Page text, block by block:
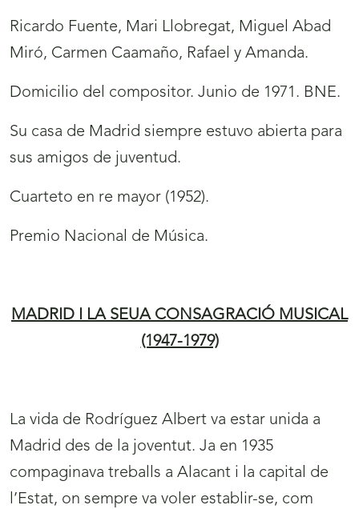
Ricardo Fuente, Mari Llobregat, Miguel Abad
Miró, Carmen Caamaño, Rafael y Amanda.
Domicilio del compositor. Junio de 1971. BNE.
Su casa de Madrid siempre estuvo abierta para
sus amigos de juventud.
Cuarteto en re mayor (1952).
Premio Nacional de Música.
MADRID I LA SEUA CONSAGRACIÓ MUSICAL
(1947-1979)
La vida de Rodríguez Albert va estar unida a
Madrid des de la joventut. Ja en 1935
compaginava treballs a Alacant i la capital de
l’Estat, on sempre va voler establir-se, com